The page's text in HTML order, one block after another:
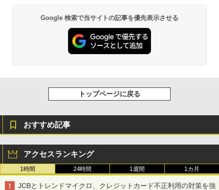
Google 検索で当サイトの記事を優先表示させる
トップページに戻る
おすすめ記事
アクセスランキング
1時間 24時間 1週間 1カ月
JCBとトレンドマイクロ、クレジットカード不正利用の対策を強